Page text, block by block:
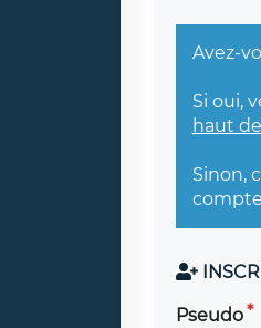
Avez-
Si oui,
haut
Sinon,
Pseudo